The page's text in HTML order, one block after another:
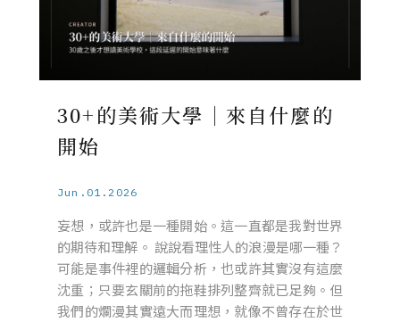
30+的美術大學｜來自什麼的
開始
Jun.01.2026
妄想，或許也是一種開始。這一直都是我對世界
的期待和理解。 說說看理性人的浪漫是哪一種？
可能是事件裡的邏輯分析，也或許其實沒有這麼
沈重；只要玄關前的拖鞋排列整齊就已足夠。但
我們的爛漫其實遠大而理想，就像不曾存在於世